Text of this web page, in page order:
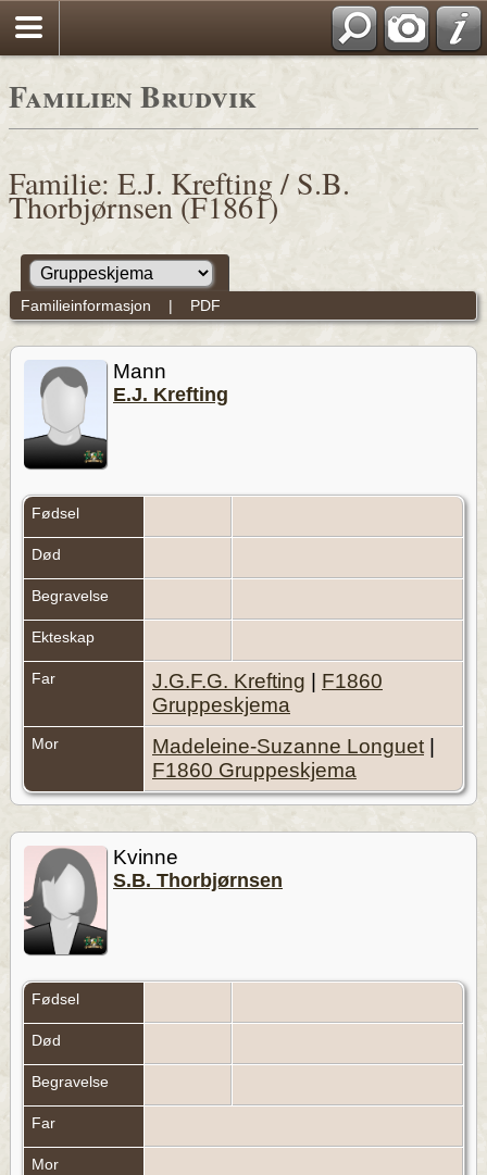
Familien Brudvik
Familie: E.J. Krefting / S.B.
Thorbjørnsen (F1861)
Familieinformasjon | PDF
Mann
E.J. Krefting
Fødsel
Død
Begravelse
Ekteskap
Far J.G.F.G. Krefting
F1860
Gruppeskjema
Mor Madeleine-Suzanne Longuet
F1860 Gruppeskjema
Kvinne
S.B. Thorbjørnsen
Fødsel
Død
Begravelse
Far
Mor